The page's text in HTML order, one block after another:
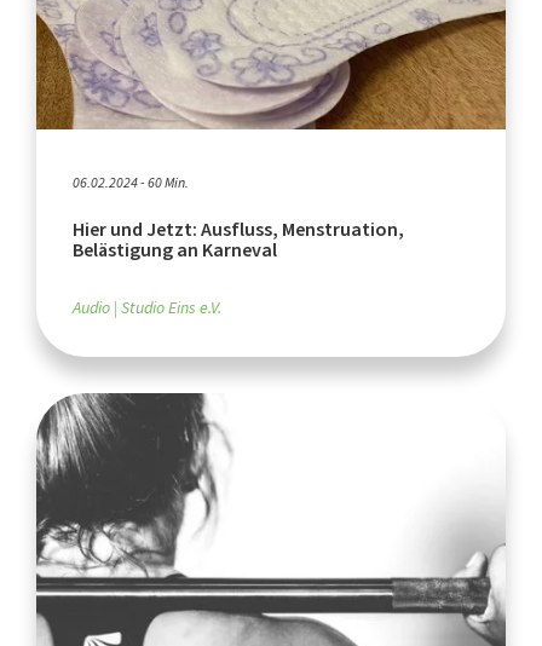
06.02.2024 - 60 Min.
Hier und Jetzt: Ausfluss, Menstruation,
Belästigung an Karneval
Audio Studio Eins e.V.